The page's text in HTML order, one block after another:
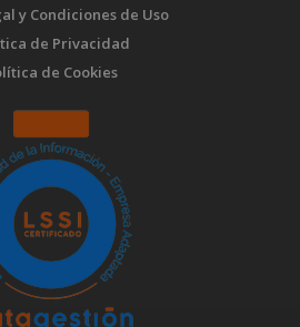
y Condiciones de Uso
de Privacidad
de Cookies